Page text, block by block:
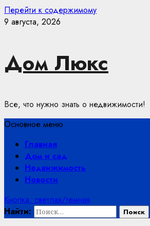
Перейти к содержимому
9 августа, 2026
Дом Люкс
Все, что нужно знать о недвижимости!
Основное меню
Главная
Дом и сад
Недвижимость
Новости
Кнопка: светлая/темная
Найти: